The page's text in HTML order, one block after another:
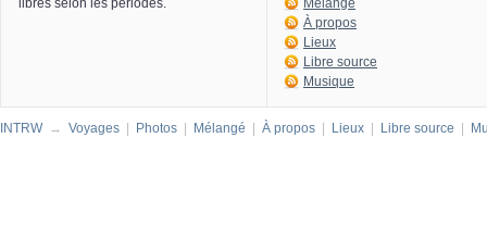
libres selon les périodes.
Mélangé
À propos
Lieux
Libre source
Musique
INTRW → Voyages Photos Mélangé À propos Lieux Libre source